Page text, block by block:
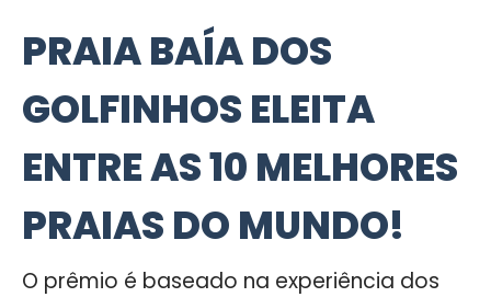
PRAIA BAÍA DOS
GOLFINHOS ELEITA
ENTRE AS 10 MELHORES
PRAIAS DO MUNDO!
O prêmio é baseado na experiência dos